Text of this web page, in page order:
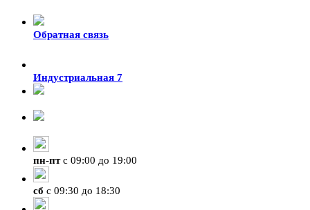
Обратная связь
Индустриальная 7
пн-птс 09:00 до 19:00
сб с 09:30 до 18:30